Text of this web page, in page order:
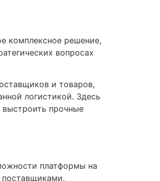
комплексное решение,
вопросах
и товаров,
логистикой. Здесь
прочные
платформы на
поставщиками,